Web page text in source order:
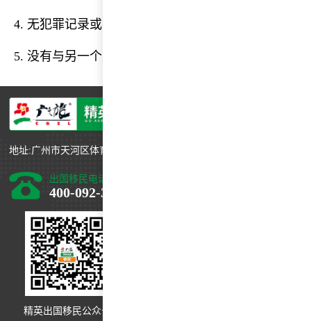
4. 无犯罪记录或者已经达到豁免期并能过通过安全检
5. 没有与另一个人结婚
地址:广州市天河区体育西路191号中石化大厦B塔46层
出国移民电话
400-092-3088
精英出国移民公众号